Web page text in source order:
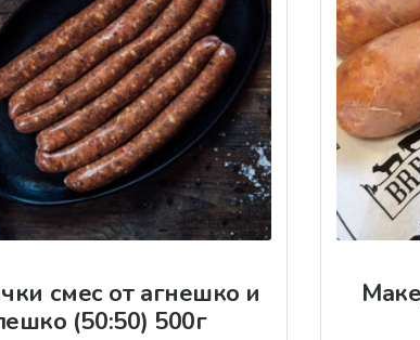
смес от агнешко и
(50:50) 500г